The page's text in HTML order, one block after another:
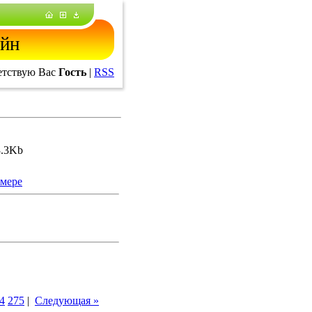
Вас Гость | RSS
275 | Следующая »